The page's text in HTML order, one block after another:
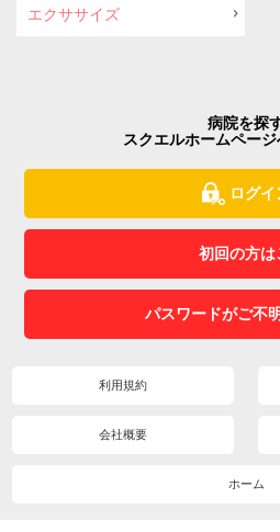
エクササイズ
病院を探
スクエルホームペー
ログイ
初回の方は
パスワードがご不
利用規約
会社概要
ホーム